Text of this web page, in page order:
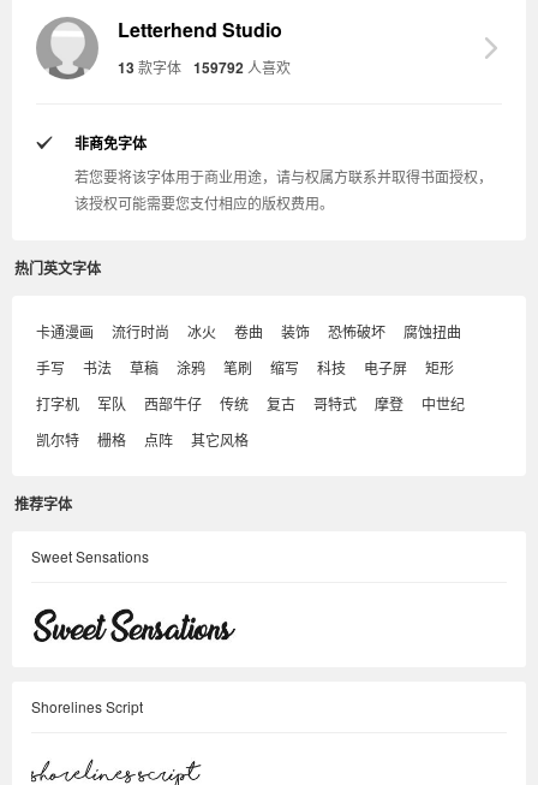
Letterhend Studio
13款字体 159792 人喜欢
非商免字体
若您要将该字体用于商业用途，请与权属方联系并取得书面授权，
该授权可能需要您支付相应的版权费用。
热门英文字体
卡通漫画 流行时尚 冰火 卷曲 装饰 恐怖破坏
腐蚀扭曲
手写
书法 草稿 涂鸦 笔刷 缩写 科技 电子屏
矩形
打字机
军队 西部牛仔 传统 复古 哥特式 摩登
中世纪
凯尔特
栅格 点阵 其它风格
推荐字体
Sweet Sensations
Shorelines Script